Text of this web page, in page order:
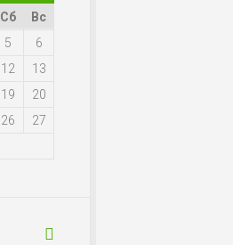
Сб
Вс
5
6
12
13
19
20
26
27